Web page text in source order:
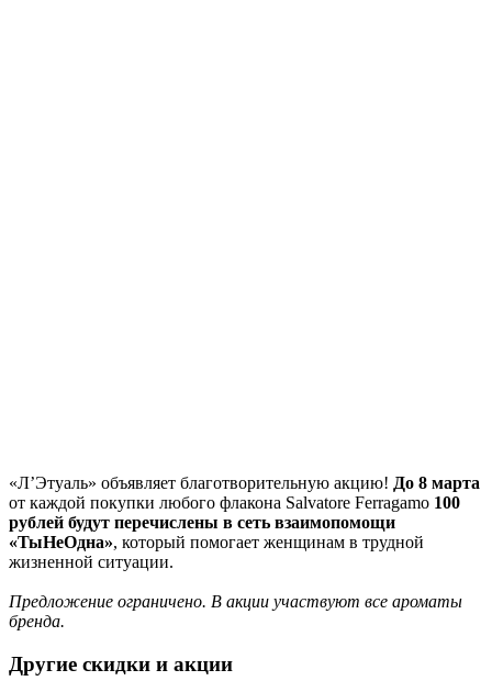
«Л’Этуаль» объявляет благотворительную акцию! До 8 марта
от каждой покупки любого флакона Salvatore Ferragamo 100
рублей будут перечислены в сеть взаимопомощи
«ТыНеОдна», который помогает женщинам в трудной
жизненной ситуации.
Предложение ограничено. В акции участвуют все ароматы
бренда.
Другие скидки и акции